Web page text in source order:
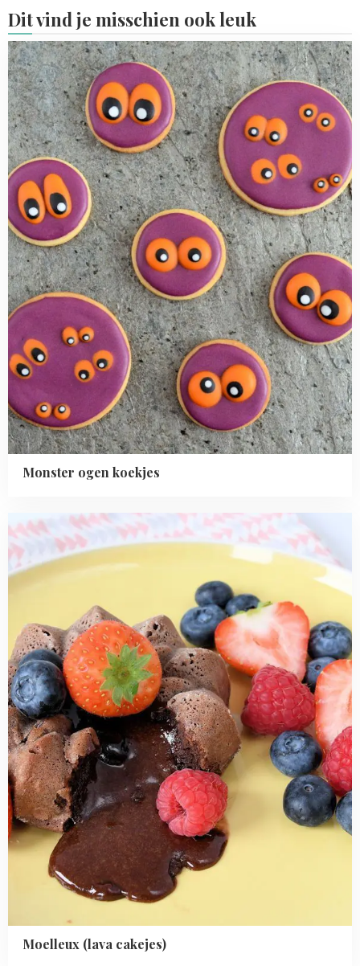
Dit vind je misschien ook leuk
Monster ogen koekjes
Read
more
about
Monster
ogen
koekjes
Moelleux (lava cakejes)
Read
more
about
Moelleux